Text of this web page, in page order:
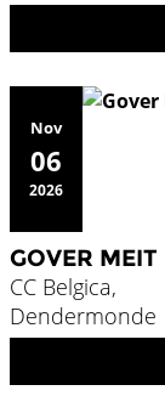
Nov
06
2026
GOVER MEIT
CC Belgica,
Dendermonde